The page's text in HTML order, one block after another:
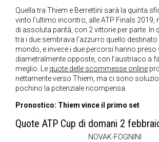
Quella tra Thiem e Berrettini sarà la quinta
vinto l’ultimo incontro, alle ATP Finals 2019,
di assoluta parità, con 2 vittorie per parte. In
tra i due sembrava l’azzurro quello destinato
mondo, e invece i due percorsi hanno preso
diametralmente opposte, con l’austriaco a
meglio. Le quote delle scommesse online
nettamente verso Thiem, ma ci sono
pochino la potenziale ricompensa.
Pronostico: Thiem vince il primo set
Quote ATP Cup di domani 2
NOVAK-FOGNINI